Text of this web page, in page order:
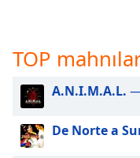
subtitles
dialog
subtitles
off
selected
TOP
A.N.I.M.A.L.
De Norte a